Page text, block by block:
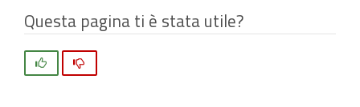
Questa pagina ti è stata utile?